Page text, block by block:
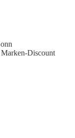
Discount